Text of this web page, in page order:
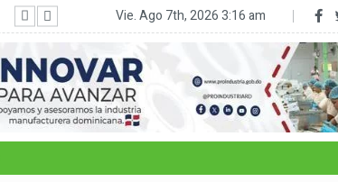
FAO: RD reduce la subalimentación al 2.5% y
Vie. Ago 7th, 20263:16 am